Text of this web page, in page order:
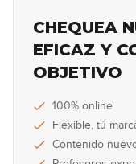
16
CHEQUEA
EFICAZ Y
OBJETIVO
100% online
Flexible, tú
Contenido